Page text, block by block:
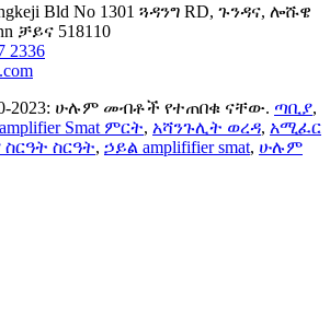
Bld No 1301 ጓዳንግ RD, ጉንዳና, ሎሹዌ
ቻይና 518110
2336
2023: ሁሉም መብቶች የተጠበቁ ናቸው. ጣቢያ,
amplifier Smat ምርት, አሻንጉሊት ወረዳ, አሚፈር
ስርዓት, ኃይል amplififier smat, ሁሉም